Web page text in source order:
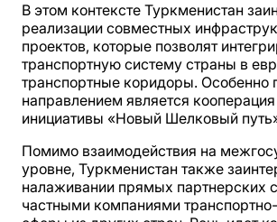
В этом контексте Туркменистан
реализации совместных
проектов, которые позволят
транспортную систему страны в
транспортные коридоры. Особенно
направлением является
инициативы «Новый Шелковый
Помимо взаимодействия на
уровне, Туркменистан также
налаживании прямых партнерских
частными компаниями